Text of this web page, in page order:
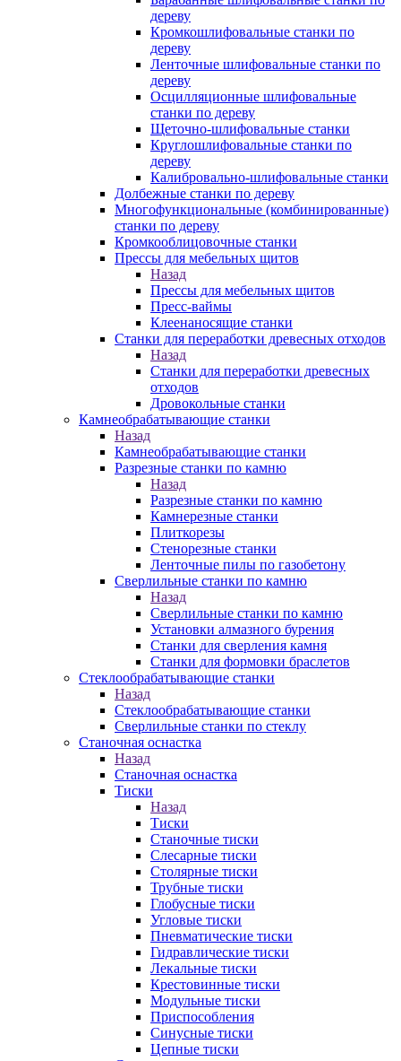
дереву
Кромкошлифовальные станки по
дереву
Ленточные шлифовальные станки по
дереву
Осцилляционные шлифовальные
станки по дереву
Щеточно-шлифовальные станки
Круглошлифовальные станки по
дереву
Калибровально-шлифовальные станки
Долбежные станки по дереву
Многофункциональные (комбинированные)
станки по дереву
Кромкооблицовочные станки
Прессы для мебельных щитов
Назад
Прессы для мебельных щитов
Пресс-ваймы
Клеенаносящие станки
Станки для переработки древесных отходов
Назад
Станки для переработки древесных
отходов
Дровокольные станки
Камнеобрабатывающие станки
Назад
Камнеобрабатывающие станки
Разрезные станки по камню
Назад
Разрезные станки по камню
Камнерезные станки
Плиткорезы
Стенорезные станки
Ленточные пилы по газобетону
Сверлильные станки по камню
Назад
Сверлильные станки по камню
Установки алмазного бурения
Станки для сверления камня
Станки для формовки браслетов
Стеклообрабатывающие станки
Назад
Стеклообрабатывающие станки
Сверлильные станки по стеклу
Станочная оснастка
Назад
Станочная оснастка
Тиски
Назад
Тиски
Станочные тиски
Слесарные тиски
Столярные тиски
Трубные тиски
Глобусные тиски
Угловые тиски
Пневматические тиски
Гидравлические тиски
Лекальные тиски
Крестовинные тиски
Модульные тиски
Приспособления
Синусные тиски
Цепные тиски